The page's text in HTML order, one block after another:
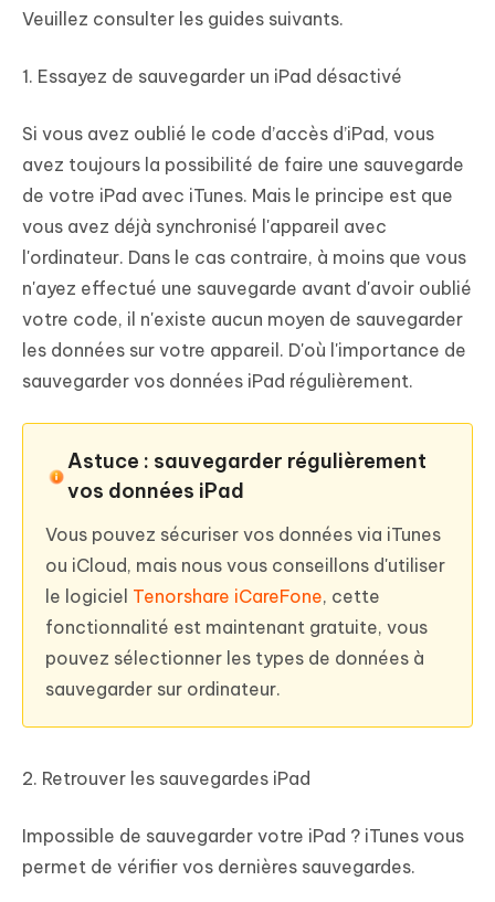
Veuillez consulter les guides suivants.
1. Essayez de sauvegarder un iPad désactivé
Si vous avez oublié le code d’accès d’iPad, vous
avez toujours la possibilité de faire une sauvegarde
de votre iPad avec iTunes. Mais le principe est que
vous avez déjà synchronisé l'appareil avec
l'ordinateur. Dans le cas contraire, à moins que vous
n'ayez effectué une sauvegarde avant d'avoir oublié
votre code, il n'existe aucun moyen de sauvegarder
les données sur votre appareil. D'où l'importance de
sauvegarder vos données iPad régulièrement.
Astuce : sauvegarder régulièrement
vos données iPad
Vous pouvez sécuriser vos données via iTunes
ou iCloud, mais nous vous conseillons d'utiliser
le logiciel Tenorshare iCareFone, cette
fonctionnalité est maintenant gratuite, vous
pouvez sélectionner les types de données à
sauvegarder sur ordinateur.
2. Retrouver les sauvegardes iPad
Impossible de sauvegarder votre iPad ? iTunes vous
permet de vérifier vos dernières sauvegardes.